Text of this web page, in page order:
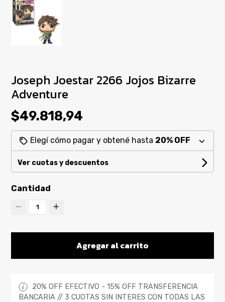
Joseph Joestar 2266 Jojos Bizarre
Adventure
$49.818,94
Elegí cómo pagar y obtené hasta 20% OFF
Ver cuotas y descuentos
Cantidad
1
Agregar al carrito
20% OFF EFECTIVO - 15% OFF TRANSFERENCIA
BANCARIA // 3 CUOTAS SIN INTERES CON TODAS LAS